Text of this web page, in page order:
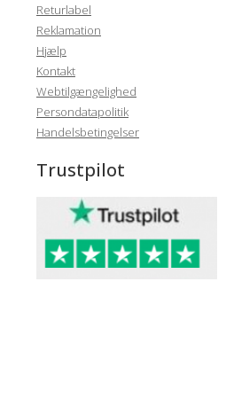
Returlabel
Reklamation
Hjælp
Kontakt
Webtilgængelighed
Persondatapolitik
Handelsbetingelser
Trustpilot